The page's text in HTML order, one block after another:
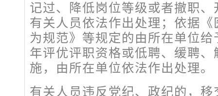
记过、降低岗位等级或者撤职
有关人员依法作出处理；依据
为规范》等规定的由所在单位
年评优评职资格或低聘、缓聘
施，由所在单位依法作出处理。
有关人员违反党纪、政纪的，